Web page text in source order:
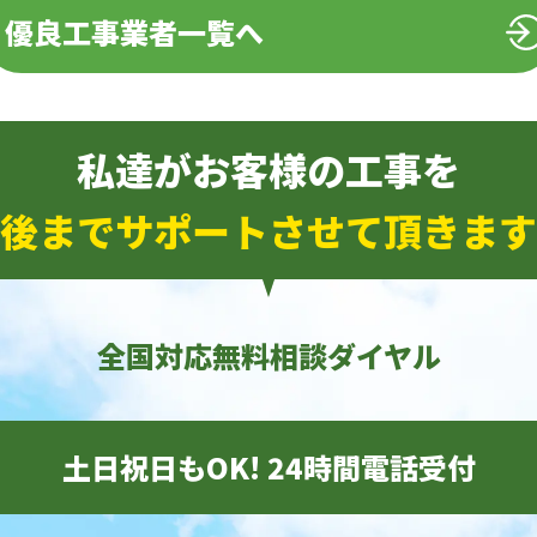
優良工事業者一覧へ
私達がお客様の工事を
までサポートさせて頂きま
全国対応無料相談ダイヤル
土日祝日もOK! 24時間電話受付